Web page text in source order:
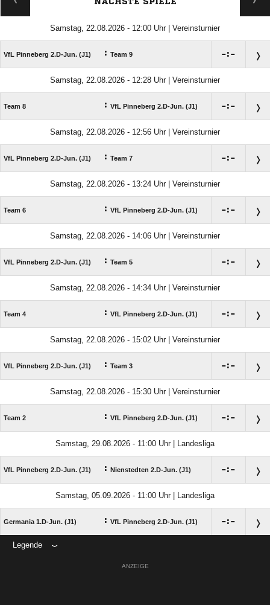
Samstag, 22.08.2026 - 12:00 Uhr | Vereinsturnier
VfL Pinneberg 2.D-Jun. (J1) : Team 9 :
Samstag, 22.08.2026 - 12:28 Uhr | Vereinsturnier
Team 8 : VfL Pinneberg 2.D-Jun. (J1) :
Samstag, 22.08.2026 - 12:56 Uhr | Vereinsturnier
VfL Pinneberg 2.D-Jun. (J1) : Team 7 :
Samstag, 22.08.2026 - 13:24 Uhr | Vereinsturnier
Team 6 : VfL Pinneberg 2.D-Jun. (J1) :
Samstag, 22.08.2026 - 14:06 Uhr | Vereinsturnier
VfL Pinneberg 2.D-Jun. (J1) : Team 5 :
Samstag, 22.08.2026 - 14:34 Uhr | Vereinsturnier
Team 4 : VfL Pinneberg 2.D-Jun. (J1) :
Samstag, 22.08.2026 - 15:02 Uhr | Vereinsturnier
VfL Pinneberg 2.D-Jun. (J1) : Team 3 :
Samstag, 22.08.2026 - 15:30 Uhr | Vereinsturnier
Team 2 : VfL Pinneberg 2.D-Jun. (J1) :
Samstag, 29.08.2026 - 11:00 Uhr | Landesliga
VfL Pinneberg 2.D-Jun. (J1) : Nienstedten 2.D-Jun. (J1) :
Samstag, 05.09.2026 - 11:00 Uhr | Landesliga
Germania 1.D-Jun. (J1) : VfL Pinneberg 2.D-Jun. (J1) :
Legende
ANZEIGE